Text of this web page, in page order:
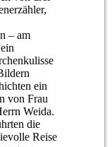
– am
ein
von Frau
Weida.
die
Reise